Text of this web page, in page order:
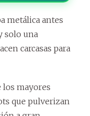
metálica antes
solo una
carcasas para
los mayores
que pulverizan